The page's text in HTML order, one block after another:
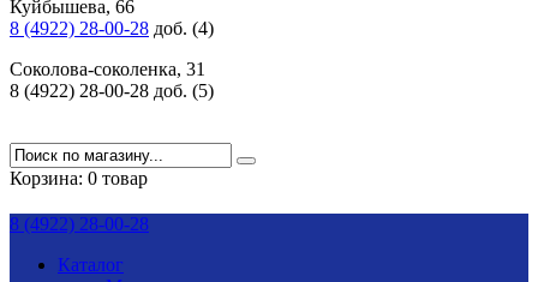
Куйбышева, 66
8 (4922) 28-00-28 доб. (4)
Соколова-соколенка, 31
8 (4922) 28-00-28 доб. (5)
Корзина: 0 товар
8 (4922) 28-00-28
Каталог